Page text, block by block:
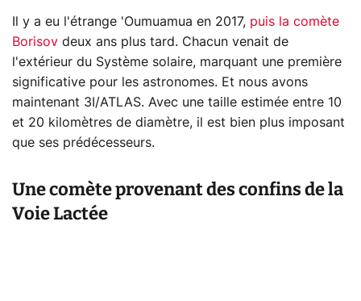
Il y a eu l'étrange 'Oumuamua en 2017, puis la comète
Borisov deux ans plus tard. Chacun venait de
l'extérieur du Système solaire, marquant une première
significative pour les astronomes. Et nous avons
maintenant 3I/ATLAS. Avec une taille estimée entre 10
et 20 kilomètres de diamètre, il est bien plus imposant
que ses prédécesseurs.
Une comète provenant des confins de la
Voie Lactée